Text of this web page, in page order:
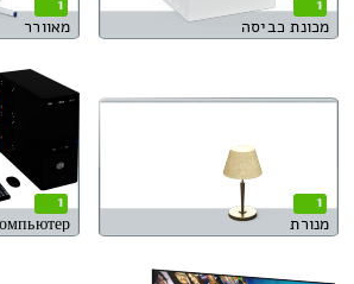
מכונת כביסה מאוורר
1
מנורת
1